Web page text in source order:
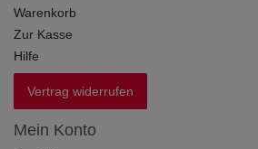
Warenkorb
Zur Kasse
Hilfe
Vertrag widerrufen
Mein Konto